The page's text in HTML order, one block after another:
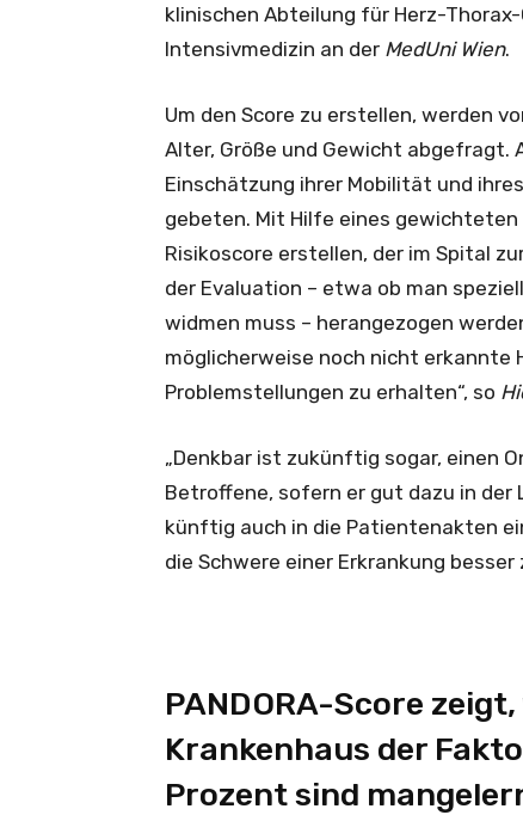
klinischen Abteilung für Herz-
Intensivmedizin an der MedUni Wien.
Um den Score zu erstellen, werden
Alter, Größe und Gewicht abgefragt.
Einschätzung ihrer Mobilität und
gebeten. Mit Hilfe eines
Risikoscore erstellen, der im Spital
der Evaluation – etwa ob man
widmen muss – herangezogen
möglicherweise noch nicht erkannte
Problemstellungen zu erhalten“, so
„Denkbar ist zukünftig sogar, einen
Betroffene, sofern er gut dazu in
künftig auch in die Patientenakten
die Schwere einer Erkrankung
PANDORA-Score
Krankenhaus der
Prozent sind